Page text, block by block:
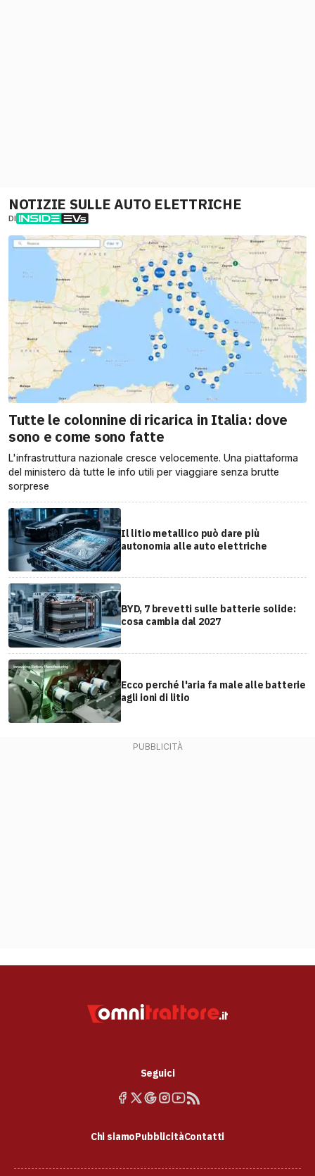
NOTIZIE SULLE AUTO ELETTRICHE
DI
Tutte le colonnine di ricarica in Italia: dove
sono e come sono fatte
L'infrastruttura nazionale cresce velocemente. Una piattaforma
del ministero dà tutte le info utili per viaggiare senza brutte
sorprese
Il litio metallico può dare più
autonomia alle auto elettriche
BYD, 7 brevetti sulle batterie solide:
cosa cambia dal 2027
Ecco perché l'aria fa male alle batterie
agli ioni di litio
Seguici
Chi siamoPubblicitàContatti